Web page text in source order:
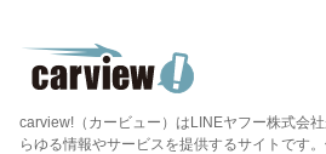
carview!（カービュー）はLINEヤフー株式会
らゆる情報やサービスを提供するサイトです